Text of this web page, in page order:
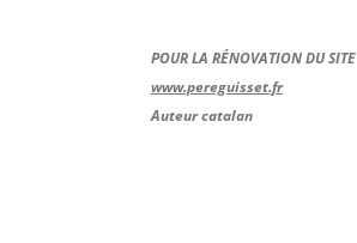
POUR LA RÉNOVATION DU SITE
www.pereguisset.fr
Auteur catalan